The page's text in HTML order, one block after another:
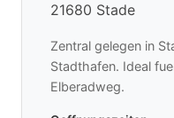
21680 Stade
Zentral gelegen in
Stadthafen. Ideal
Elberadweg.